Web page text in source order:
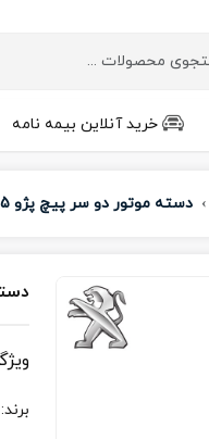
خرید آنلاین بیمه نامه
دسته موتور دو سر پیچ پژو 405
برند: